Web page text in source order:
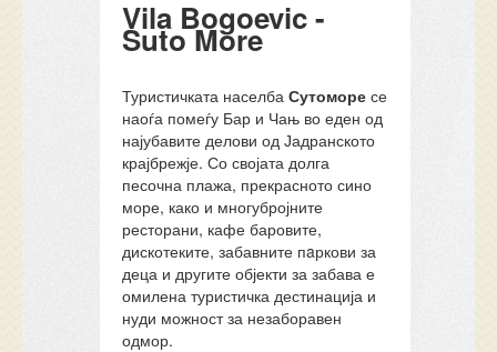
Vila Bogoevic -
Suto More
Туристичката населбаСутоморе се
наоѓа помеѓу Бар и Чањ во еден од
најубавите делови од Јадранското
крајбрежје. Со својата долга
песочна плажа, прекрасното сино
море, како и многубројните
ресторани, кафе баровите,
дискотеките, забавните пaркови за
деца и другите објекти за забава е
омилена туристичка дестинација и
нуди можност за незаборавен
одмор.